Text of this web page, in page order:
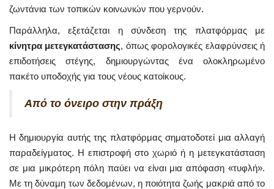
ζωντάνια των τοπικών κοινωνιών που γερνούν.
Παράλληλα, εξετάζεται η σύνδεση της πλατφόρμας με
κίνητρα μετεγκατάστασης, όπως φορολογικές ελαφρύνσεις ή
επιδοτήσεις στέγης, δημιουργώντας ένα ολοκληρωμένο
πακέτο υποδοχής για τους νέους κατοίκους.
Από το όνειρο στην πράξη
Η δημιουργία αυτής της πλατφόρμας σηματοδοτεί μια αλλαγή
παραδείγματος. Η επιστροφή στο χωριό ή η μετεγκατάσταση
σε μια μικρότερη πόλη παύει να είναι μια απόφαση «τυφλή».
Με τη δύναμη των δεδομένων, η ποιότητα ζωής μακριά από το